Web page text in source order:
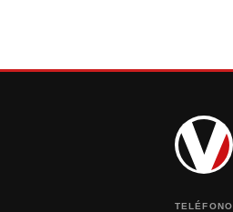
TELÉFONO